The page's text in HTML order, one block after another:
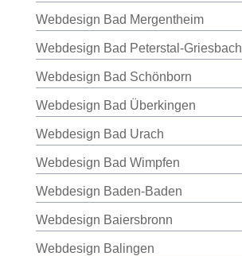
Webdesign Bad Mergentheim
Webdesign Bad Peterstal-Griesbach
Webdesign Bad Schönborn
Webdesign Bad Überkingen
Webdesign Bad Urach
Webdesign Bad Wimpfen
Webdesign Baden-Baden
Webdesign Baiersbronn
Webdesign Balingen